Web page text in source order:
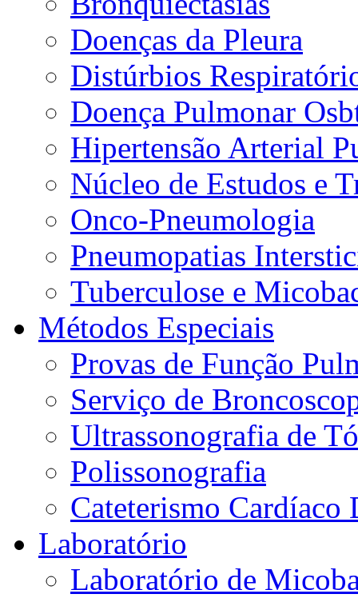
Doenças da Pleura
Distúrbios
Doença Pulmonar
Hipertensão Arterial
Núcleo de Estudos e
Onco-Pneumologia
Pneumopatias
Tuberculose e
Métodos Especiais
Provas de Função
Serviço de
Ultrassonografia de
Polissonografia
Cateterismo Cardíaco
Laboratório
Laboratório de